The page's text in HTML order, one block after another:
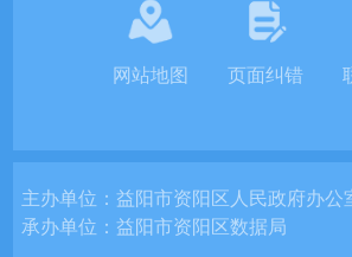
网站地图 页面纠错
主办单位：益阳市资阳区人民政府办公
承办单位：益阳市资阳区数据局